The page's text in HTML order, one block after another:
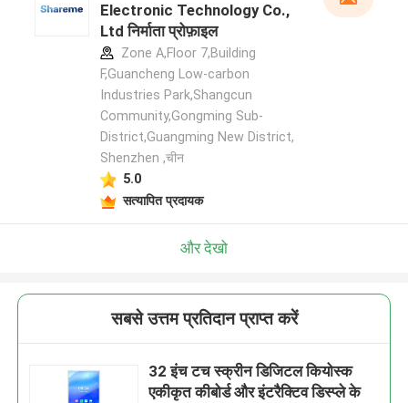
Electronic Technology Co.,
Ltd निर्माता प्रोफ़ाइल
Zone A,Floor 7,Building
F,Guancheng Low-carbon
Industries Park,Shangcun
Community,Gongming Sub-
District,Guangming New District,
Shenzhen ,चीन
5.0
सत्यापित प्रदायक
और देखो
सबसे उत्तम प्रतिदान प्राप्त करें
32 इंच टच स्क्रीन डिजिटल कियोस्क
एकीकृत कीबोर्ड और इंटरैक्टिव डिस्प्ले के